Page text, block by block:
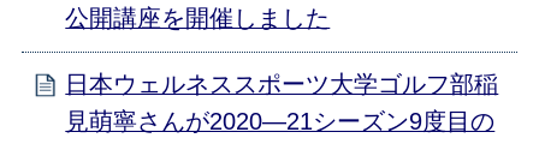
公開講座を開催しました
日本ウェルネススポーツ大学ゴルフ部稲
見萌寧さんが2020―21シーズン9度目の